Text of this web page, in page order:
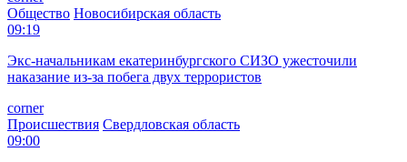
Общество Новосибирская область
09:19
Экс-начальникам екатеринбургского СИЗО ужесточили
наказание из-за побега двух террористов
corner
Происшествия Свердловская область
09:00